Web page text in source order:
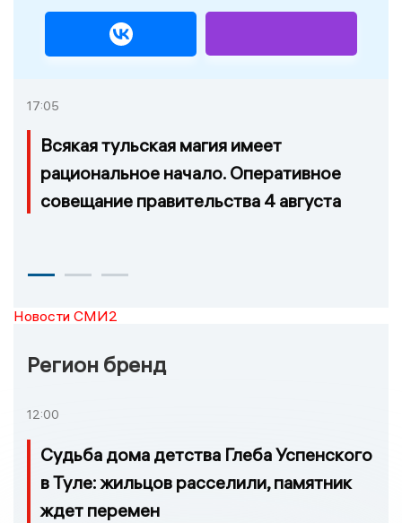
17:05
Всякая тульская магия имеет
рациональное начало. Оперативное
совещание правительства 4 августа
Новости СМИ2
Регион бренд
12:00
Судьба дома детства Глеба Успенского
в Туле: жильцов расселили, памятник
ждет перемен